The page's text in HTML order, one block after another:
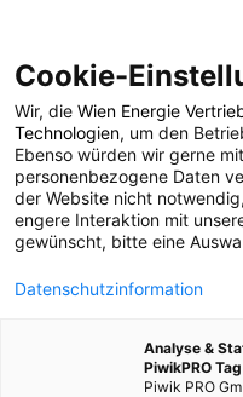
Cookie-
Wir, die Wien Energie
Technologien, um den
Ebenso würden wir gerne
personenbezogene Daten
der Website nicht
engere Interaktion mit
gewünscht, bitte eine
Datenschutzinformation
Analyse &
PiwikPRO
Piwik PRO